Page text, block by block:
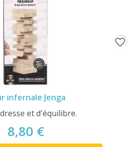
infernale Jenga
et d'équilibre.
8,80 €
favorite_border